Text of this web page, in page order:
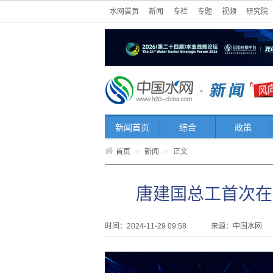
水网首页 新闻 专栏 专题 视频 研究院
新闻首页 综合 政策
首页 > 新闻 > 正文
唐建国总工首次
时间：2024-11-29 09:58 来源： 中国水网